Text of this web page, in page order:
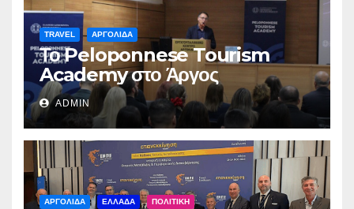
TRAVEL ΑΡΓΟΛΙΔΑ
Το Peloponnese Tourism
Academy στο Άργος
ADMIN
ΑΡΓΟΛΙΔΑ ΕΛΛΑΔΑ ΠΟΛΙΤΙΚΗ